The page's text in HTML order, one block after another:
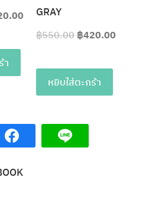
า
GRAY
฿550.00 ฿420.00
หยิบใส่ตะกร้า